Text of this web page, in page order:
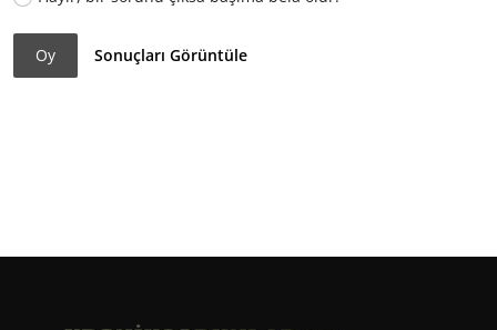
Oy Sonuçları Görüntüle